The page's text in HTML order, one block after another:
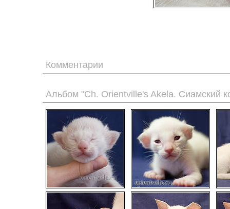
Комментарии
Альбом "Ch. Orientville's Akela. Сиамский